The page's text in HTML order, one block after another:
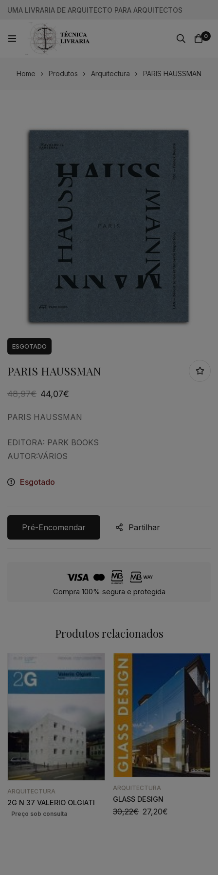
UMA LIVRARIA DE ARQUITECTO PARA ARQUITECTOS
0
Home Produtos Arquitectura PARIS HAUSSMAN
ESGOTADO
PARIS HAUSSMAN
48,97€ 44,07€
PARIS HAUSSMAN
EDITORA: PARK BOOKS
AUTOR:VÁRIOS
Esgotado
Pré-Encomendar Partilhar
Compra 100% segura e protegida
Produtos relacionados
ARQUITECTURA
2G N 37 VALERIO OLGIATI
ARQUITECTURA
GLASS DESIGN
30,22€ 27,20€